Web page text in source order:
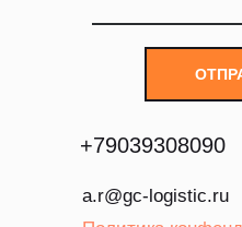
+79039308090
a.r@gc-logistic.ru